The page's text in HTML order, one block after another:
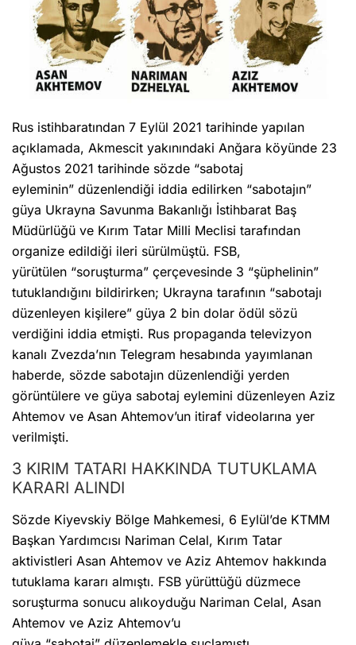
Rus istihbaratından 7 Eylül 2021 tarihinde yapılan
açıklamada, Akmescit yakınındaki Anğara köyünde 23
Ağustos 2021 tarihinde sözde “sabotaj
eyleminin” düzenlendiği iddia edilirken “sabotajın”
güya Ukrayna Savunma Bakanlığı İstihbarat Baş
Müdürlüğü ve Kırım Tatar Milli Meclisi tarafından
organize edildiği ileri sürülmüştü. FSB,
yürütülen “soruşturma” çerçevesinde 3 “şüphelinin”
tutuklandığını bildirirken; Ukrayna tarafının “sabotajı
düzenleyen kişilere” güya 2 bin dolar ödül sözü
verdiğini iddia etmişti. Rus propaganda televizyon
kanalı Zvezda’nın Telegram hesabında yayımlanan
haberde, sözde sabotajın düzenlendiği yerden
görüntülere ve güya sabotaj eylemini düzenleyen Aziz
Ahtemov ve Asan Ahtemov’un itiraf videolarına yer
verilmişti.
3 KIRIM TATARI HAKKINDA TUTUKLAMA
KARARI ALINDI
Sözde Kiyevskiy Bölge Mahkemesi, 6 Eylül’de KTMM
Başkan Yardımcısı Nariman Celal, Kırım Tatar
aktivistleri Asan Ahtemov ve Aziz Ahtemov hakkında
tutuklama kararı almıştı. FSB yürüttüğü düzmece
soruşturma sonucu alıkoyduğu Nariman Celal, Asan
Ahtemov ve Aziz Ahtemov’u